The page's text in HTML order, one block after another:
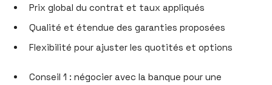
Prix global du contrat et taux appliqués
Qualité et étendue des garanties proposées
Flexibilité pour ajuster les quotités et options
Conseil 1 : négocier avec la banque pour une